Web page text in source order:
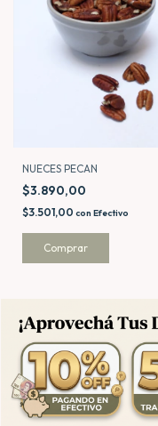
NUECES PECAN
$3.890,00
$3.501,00 con Efectivo
Comprar